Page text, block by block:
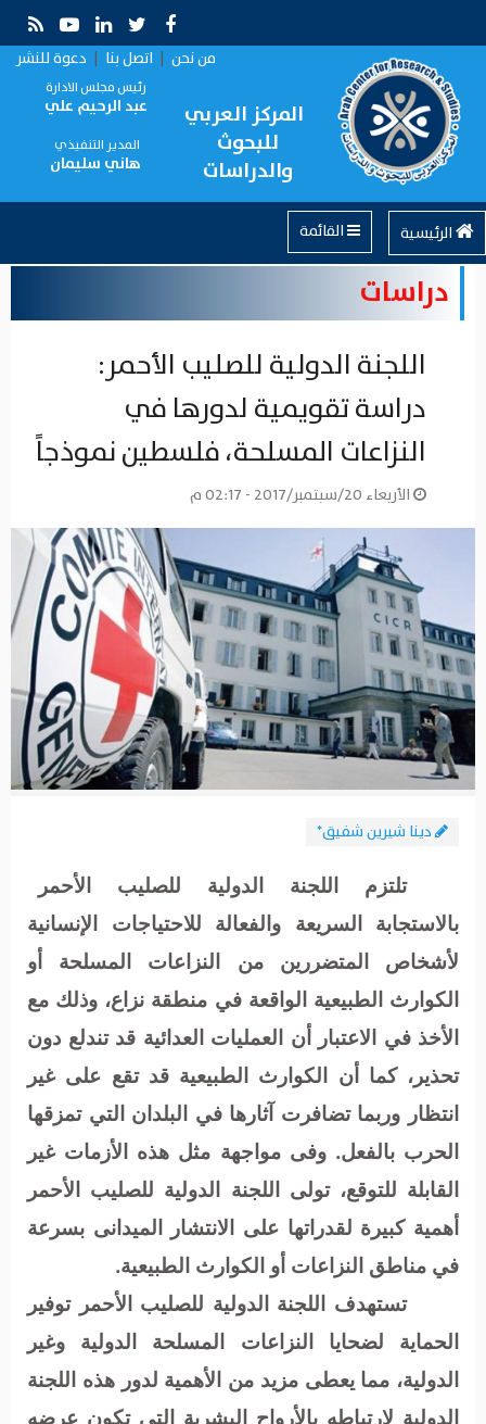
من نحن | اتصل بنا | دعوة للنشر
المركز العربي
للبحوث
والدراسات
رئيس مجلس الادارة
عبد الرحيم علي
المدير التنفيذي
هاني سليمان
الرئيسية
دراسات
اللجنة الدولية للصليب الأحمر:
دراسة تقويمية لدورها في
النزاعات المسلحة، فلسطين نموذجاً
الأربعاء 20/سبتمبر/2017 - 02:17 م
دينا شيرين شفيق*
تلتزم اللجنة الدولية للصليب الأحمر
بالاستجابة السريعة والفعالة للاحتياجات الإنسانية
لأشخاص المتضررين من النزاعات المسلحة أو
الكوارث الطبيعية الواقعة في منطقة نزاع، وذلك مع
الأخذ في الاعتبار أن العمليات العدائية قد تندلع دون
تحذير، كما أن الكوارث الطبيعية قد تقع على غير
انتظار وربما تضافرت آثارها في البلدان التي تمزقها
الحرب بالفعل. وفى مواجهة مثل هذه الأزمات غير
القابلة للتوقع، تولى اللجنة الدولية للصليب الأحمر
أهمية كبيرة لقدراتها على الانتشار الميدانى بسرعة
في مناطق النزاعات أو الكوارث الطبيعية.
تستهدف اللجنة الدولية للصليب الأحمر توفير
الحماية لضحايا النزاعات المسلحة الدولية وغير
الدولية، مما يعطى مزيد من الأهمية لدور هذه اللجنة
الدولية لارتباطه بالأرواح البشرية التي تكون عرضه